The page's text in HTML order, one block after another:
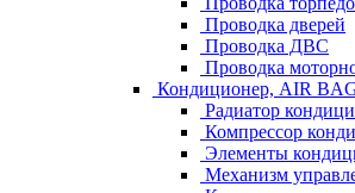
Проводка дверей
Проводка ДВС
Проводка
Кондиционер, AIR
Радиатор
Компрессор
Элементы
Механизм